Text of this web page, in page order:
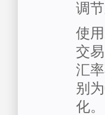
调
使
交
汇
别
化